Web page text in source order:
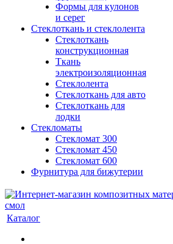
Формы для кулонов
и серег
Стеклоткань и стеклолента
Стеклоткань
конструкционная
Ткань
электроизоляционная
Стеклолента
Стеклоткань для авто
Стеклоткань для
лодки
Стекломаты
Стекломат 300
Стекломат 450
Стекломат 600
Фурнитура для бижутерии
Каталог